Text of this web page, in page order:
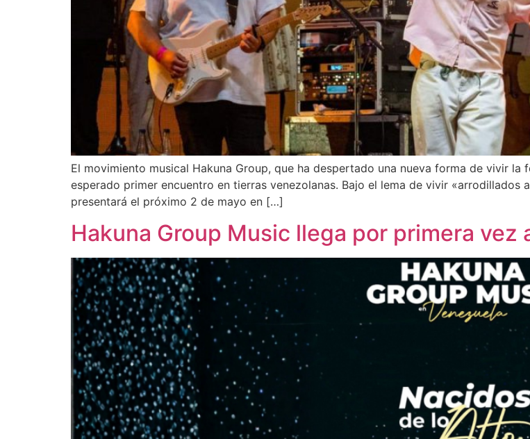
El movimiento musical Hakuna Group, que ha despertado una nueva forma de vivir
esperado primer encuentro en tierras venezolanas. Bajo el lema de vivir «arrodillados
presentará el próximo 2 de mayo en […]
Hakuna Group Music llega por primera vez